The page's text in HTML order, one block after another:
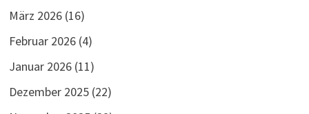
März 2026 (16)
Februar 2026 (4)
Januar 2026 (11)
Dezember 2025 (22)